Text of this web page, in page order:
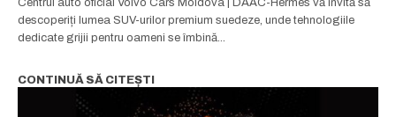
Centrul auto oficial Volvo Cars Moldova | DAAC-Hermes vă invită să
descoperiți lumea SUV-urilor premium suedeze, unde tehnologiile
dedicate grijii pentru oameni se îmbină...
CONTINUĂ SĂ CITEȘTI